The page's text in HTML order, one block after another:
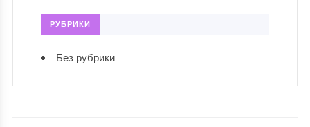
РУБРИКИ
Без рубрики